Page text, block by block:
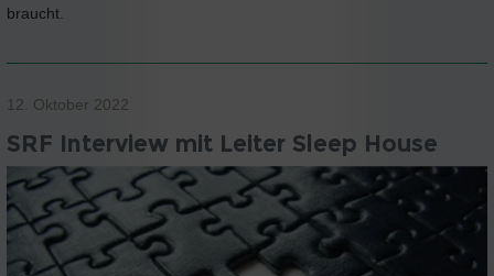
braucht.
12. Oktober 2022
SRF Interview mit Leiter Sleep House